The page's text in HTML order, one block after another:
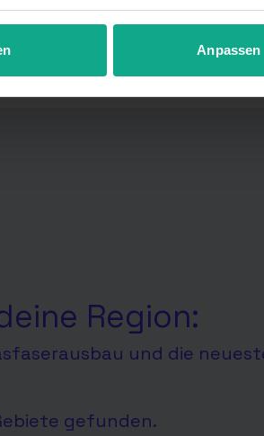
oder anpassen.
Anpassen
Region:
und die
gefunden.